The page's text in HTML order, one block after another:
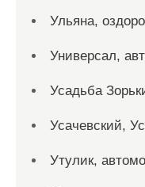
Ульяна,
Универсал,
Усадьба
Усачевский,
Утулик,